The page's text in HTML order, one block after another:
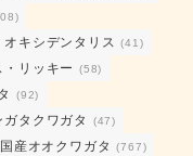
キシデンタリス (41)
リッキー (58)
(92)
ガタクワガタ (47)
国産オオクワガタ (767)